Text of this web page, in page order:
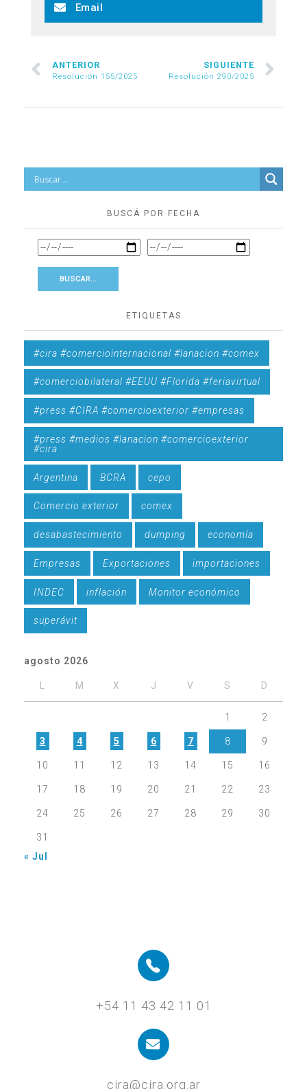
Email
ANTERIOR
Resolución 155/2025
SIGUIENTE
Resolución 290/2025
BUSCÁ POR FECHA
ETIQUETAS
#cira #comerciointernacional #lanacion #comex
#comerciobilateral #EEUU #Florida #feriavirtual
#press #CIRA #comercioexterior #empresas
#press #medios #lanacion #comercioexterior
#cira
Argentina BCRA cepo
Comercio exterior comex
desabastecimiento dumping economía
Empresas Exportaciones importaciones
INDEC inflación Monitor económico
superávit
agosto 2026
L M X J V S D
1 2
3 4 5 6 7 8 9
10 11 12 13 14 15 16
17 18 19 20 21 22 23
24 25 26 27 28 29 30
31
« Jul
+54 11 43 42 11 01
cira@cira.org.ar